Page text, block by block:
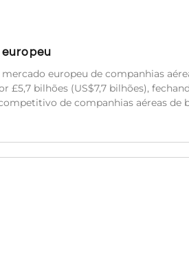
europeu de companhias
bilhões (US$7,7 bilhões),
de companhias aéreas de